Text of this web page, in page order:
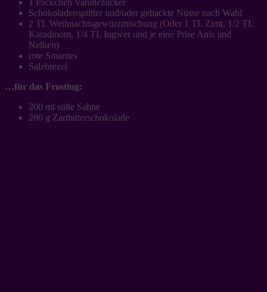
Schokoladensplitter und/oder gehackte Nüsse nach Wahl
2 TL Weihnachtsgewürzmischung (Oder 1 TL Zimt, 1/2 TL
Karadmom, 1/4 TL Ingwer und je eine Prise Anis und
Nelken)
rote Smarties
Salzbrezel
…für das Frosting:
200 ml süße Sahne
280 g Zartbitterschokolade